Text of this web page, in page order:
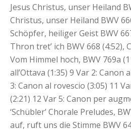
Jesus Christus, unser Heiland
Christus, unser Heiland BWV
Schöpfer, heiliger Geist BWV
Thron tret’ ich BWV 668 (4:52),
Vom Himmel hoch, BWV 769a
all’Ottava (1:35) 9 Var 2: Canon
3: Canon al rovescio (3:05) 11
(2:21) 12 Var 5: Canon per
‘Schübler’ Chorale Preludes,
auf, ruft uns die Stimme BWV